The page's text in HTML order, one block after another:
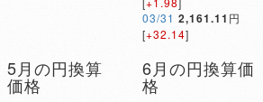
03/31 2,161.11 円
[+32.14]
5月の円換算
価格
6月の円換算価
格